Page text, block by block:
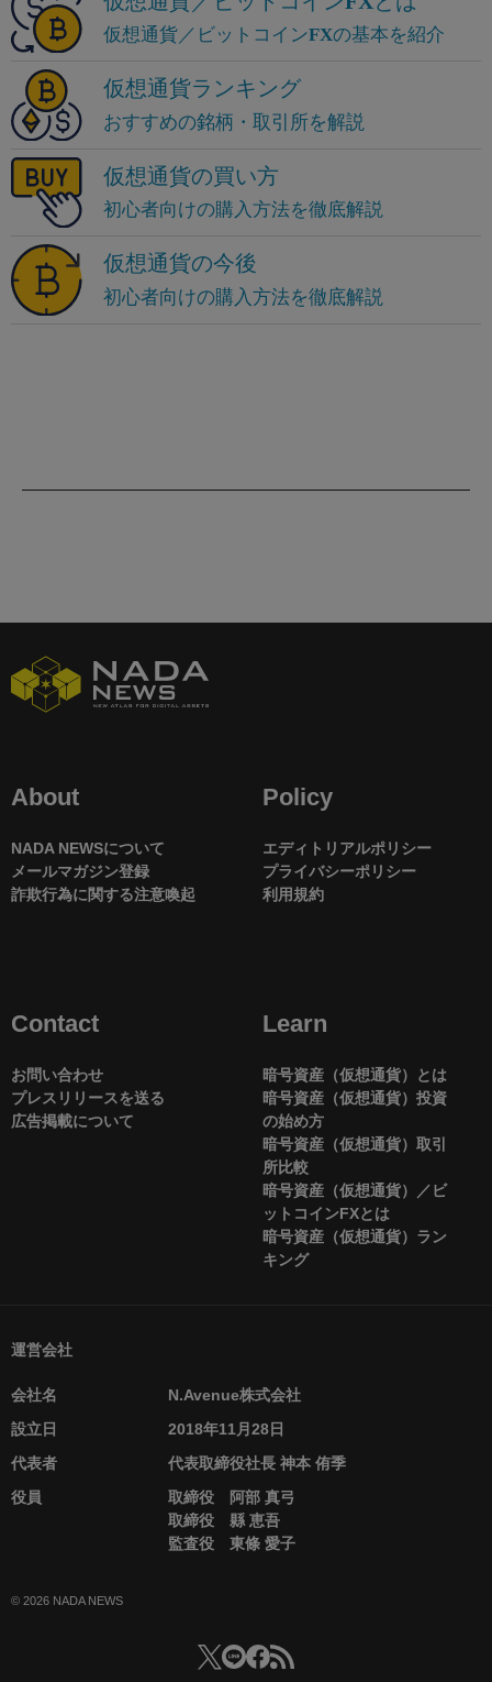
About
NADA NEWSについて
メールマガジン登録
詐欺行為に関する注意喚起
Policy
エディトリアルポリシー
プライバシーポリシー
利用規約
Contact
お問い合わせ
プレスリリースを送る
広告掲載について
Learn
暗号資産（仮想通貨）とは
暗号資産（仮想通貨）投資
の始め方
暗号資産（仮想通貨）取引
所比較
暗号資産（仮想通貨）／ビ
ットコインFXとは
暗号資産（仮想通貨）ラン
キング
運営会社
会社名
N.Avenue株式会社
設立日
2018年11月28日
代表者
代表取締役社長 神本 侑季
役員
取締役 阿部 真弓
取締役 縣 恵吾
監査役 東條 愛子
© 2026 NADA NEWS